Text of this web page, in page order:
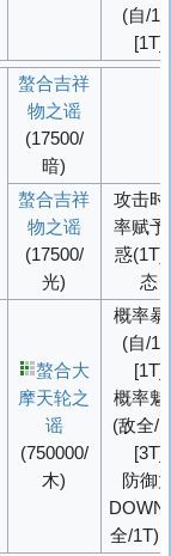
(自/
[1T]
螯合吉祥
物之谣
(17500/
暗)
螯合吉祥
物之谣
(17500/
光)
攻击时
率赋予
惑(1T)
态
螯合大
摩天轮之
谣
(750000/
木)
概率暴
(自/
[1T]
概率魅
(敌全/
[3T]
防御
全/